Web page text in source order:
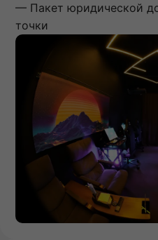
— Пакет юридической
точки